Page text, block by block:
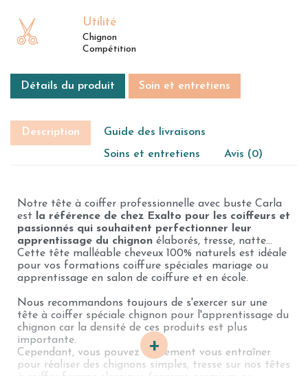
Utilité
Chignon
Compétition
Détails du produit Soin et entretiens
Description
Guide des livraisons
Soins et entretiens
Avis (0)
Notre tête à coiffer professionnelle avec buste Carla
est la référence de chez Exalto pour les coiffeurs et
passionnés qui souhaitent perfectionner leur
apprentissage du chignon élaborés, tresse, natte…
Cette tête malléable cheveux 100% naturels est idéale
pour vos formations coiffure spéciales mariage ou
apprentissage en salon de coiffure et en école.
Nous recommandons toujours de s'exercer sur une
tête à coiffer spéciale chignon pour l'apprentissage du
chignon car la densité de ces produits est plus
importante.
Cependant, vous pouvez facilement vous entraîner
pour réaliser des chignons simples, tresse sur nos têtes
+